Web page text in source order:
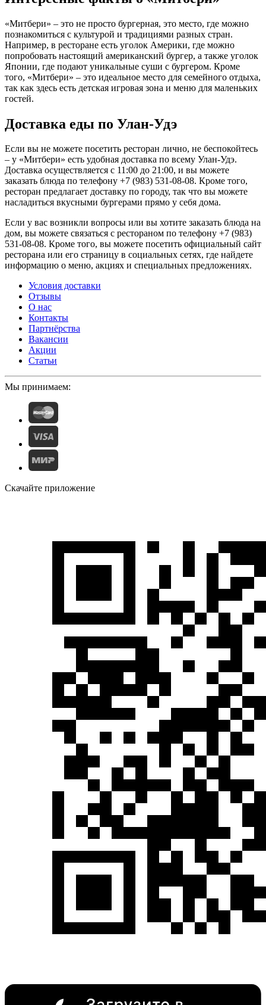
«Митбери» – это не просто бургерная, это место, где можно
познакомиться с культурой и традициями разных стран.
Например, в ресторане есть уголок Америки, где можно
попробовать настоящий американский бургер, а также уголок
Японии, где подают уникальные суши с бургером. Кроме
того, «Митбери» – это идеальное место для семейного отдыха,
так как здесь есть детская игровая зона и меню для маленьких
гостей.
Доставка еды по Улан-Удэ
Если вы не можете посетить ресторан лично, не беспокойтесь
– у «Митбери» есть удобная доставка по всему Улан-Удэ.
Доставка осуществляется с 11:00 до 21:00, и вы можете
заказать блюда по телефону +7 (983) 531-08-08. Кроме того,
ресторан предлагает доставку по городу, так что вы можете
насладиться вкусными бургерами прямо у себя дома.
Если у вас возникли вопросы или вы хотите заказать блюда на
дом, вы можете связаться с рестораном по телефону +7 (983)
531-08-08. Кроме того, вы можете посетить официальный сайт
ресторана или его страницу в социальных сетях, где найдете
информацию о меню, акциях и специальных предложениях.
Условия доставки
Отзывы
О нас
Контакты
Партнёрства
Вакансии
Акции
Статьи
Мы принимаем:
Скачайте приложение